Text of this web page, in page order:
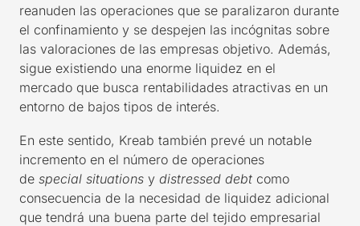
reanuden las operaciones que se paralizaron durante
el confinamiento y se despejen las incógnitas sobre
las valoraciones de las empresas objetivo. Además,
sigue existiendo una enorme liquidez en el
mercado que busca rentabilidades atractivas en un
entorno de bajos tipos de interés.
En este sentido, Kreab también prevé un notable
incremento en el número de operaciones
de special situations y distressed debt como
consecuencia de la necesidad de liquidez adicional
que tendrá una buena parte del tejido empresarial